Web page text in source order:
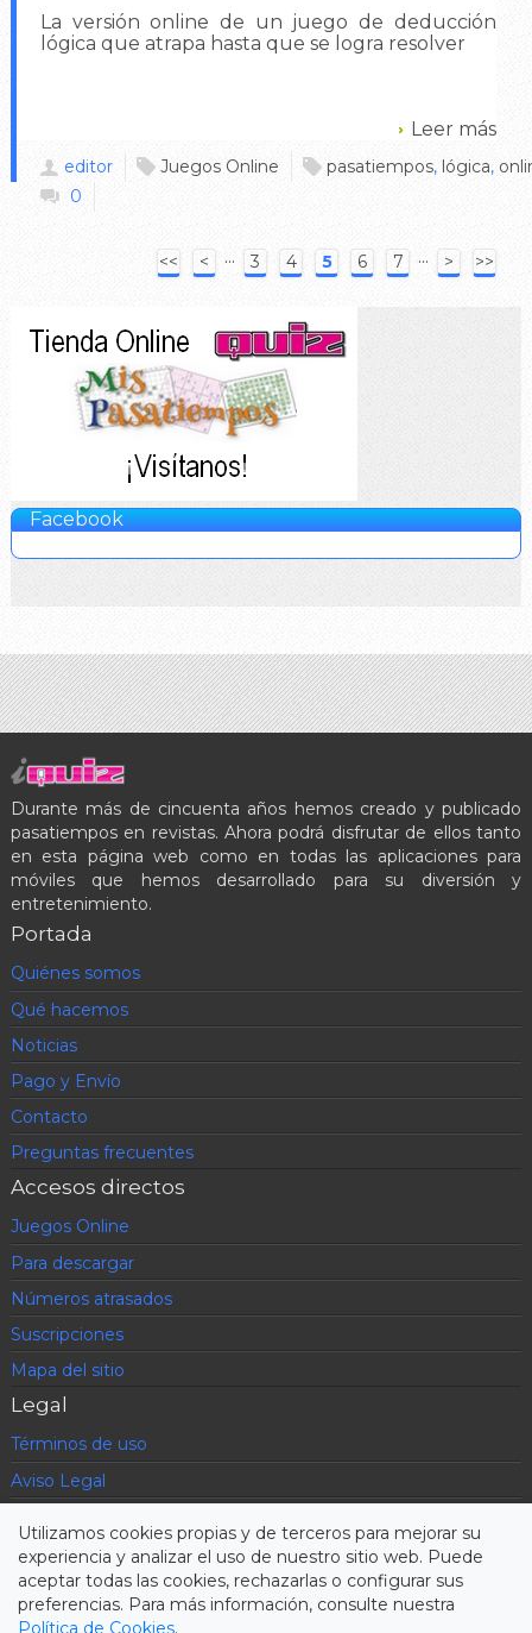
La versión online de un juego de deducción
lógica que atrapa hasta que se logra resolver
Leer más
editor Juegos Online pasatiempos, lógica,
0
<< < ··· 3 4 5 6 7 ··· > >>
Facebook
Durante más de cincuenta años hemos creado y publicado
pasatiempos en revistas. Ahora podrá disfrutar de ellos tanto
en esta página web como en todas las aplicaciones para
móviles que hemos desarrollado para su diversión y
entretenimiento.
Portada
Quiénes somos
Qué hacemos
Noticias
Pago y Envío
Contacto
Preguntas frecuentes
Accesos directos
Juegos Online
Para descargar
Números atrasados
Suscripciones
Mapa del sitio
Legal
Términos de uso
Aviso Legal
Condiciones contratación
Cookies
Utilizamos cookies propias y de terceros para mejorar su
experiencia y analizar el uso de nuestro sitio web. Puede
aceptar todas las cookies, rechazarlas o configurar sus
preferencias. Para más información, consulte nuestra
Política de Cookies.